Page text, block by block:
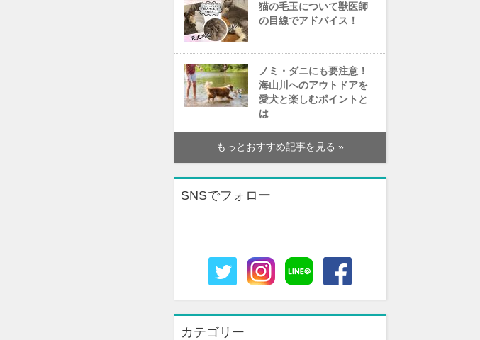
猫の毛玉について獣医師
の目線でアドバイス！
ノミ・ダニにも要注意！
海山川へのアウトドアを
愛犬と楽しむポイントと
は
もっとおすすめ記事を見る »
SNSでフォロー
カテゴリー